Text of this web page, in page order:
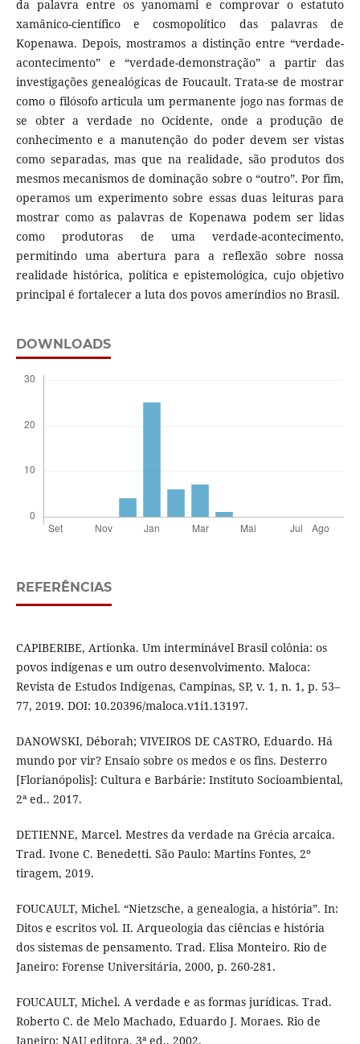
da palavra entre os yanomami e comprovar o estatuto
xamânico-científico e cosmopolítico das palavras de
Kopenawa. Depois, mostramos a distinção entre “verdade-
acontecimento” e “verdade-demonstração” a partir das
investigações genealógicas de Foucault. Trata-se de mostrar
como o filósofo articula um permanente jogo nas formas de
se obter a verdade no Ocidente, onde a produção de
conhecimento e a manutenção do poder devem ser vistas
como separadas, mas que na realidade, são produtos dos
mesmos mecanismos de dominação sobre o “outro”. Por fim,
operamos um experimento sobre essas duas leituras para
mostrar como as palavras de Kopenawa podem ser lidas
como produtoras de uma verdade-acontecimento,
permitindo uma abertura para a reflexão sobre nossa
realidade histórica, política e epistemológica, cujo objetivo
principal é fortalecer a luta dos povos ameríndios no Brasil.
DOWNLOADS
REFERÊNCIAS
CAPIBERIBE, Artionka. Um interminável Brasil colônia: os
povos indígenas e um outro desenvolvimento. Maloca:
Revista de Estudos Indígenas, Campinas, SP, v. 1, n. 1, p. 53–
77, 2019. DOI: 10.20396/maloca.v1i1.13197.
DANOWSKI, Déborah; VIVEIROS DE CASTRO, Eduardo. Há
mundo por vir? Ensaio sobre os medos e os fins. Desterro
[Florianópolis]: Cultura e Barbárie: Instituto Socioambiental,
2ª ed.. 2017.
DETIENNE, Marcel. Mestres da verdade na Grécia arcaica.
Trad. Ivone C. Benedetti. São Paulo: Martins Fontes, 2º
tiragem, 2019.
FOUCAULT, Michel. “Nietzsche, a genealogia, a história”. In:
Ditos e escritos vol. II. Arqueologia das ciências e história
dos sistemas de pensamento. Trad. Elisa Monteiro. Rio de
Janeiro: Forense Universitária, 2000, p. 260-281.
FOUCAULT, Michel. A verdade e as formas jurídicas. Trad.
Roberto C. de Melo Machado, Eduardo J. Moraes. Rio de
Janeiro: NAU editora, 3ª ed., 2002.